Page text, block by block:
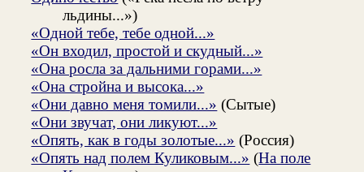
льдины...»)
«Одной тебе, тебе одной...»
«Он входил, простой и скудный...»
«Она росла за дальними горами...»
«Она стройна и высока...»
«Они давно меня томили...» (Сытые)
«Они звучат, они ликуют...»
«Опять, как в годы золотые...» (Россия)
«Опять над полем Куликовым...» (На поле